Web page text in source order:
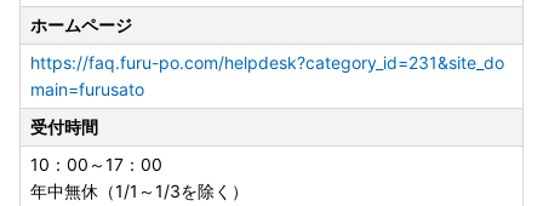
ホームページ
https://faq.furu-po.com/helpdesk?category_id=231&site_do
main=furusato
受付時間
10：00～17：00
年中無休（1/1～1/3を除く）